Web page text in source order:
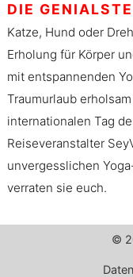
DIE
Katze, Hund oder
Erholung für Körper
mit entspannenden
Traumurlaub
internationalen Tag
Reiseveranstalter
unvergesslichen
verraten sie euch.
©